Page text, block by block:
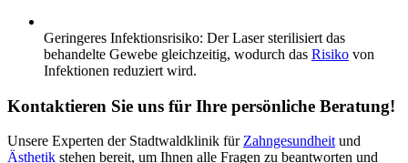
Geringeres Infektionsrisiko: Der Laser sterilisiert das
behandelte Gewebe gleichzeitig, wodurch das Risiko von
Infektionen reduziert wird.
Kontaktieren Sie uns für Ihre persönliche Beratung!
Unsere Experten der Stadtwaldklinik für Zahngesundheit und
Ästhetik stehen bereit, um Ihnen alle Fragen zu beantworten und